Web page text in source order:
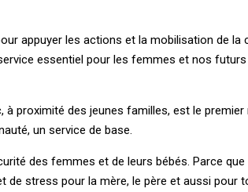
appuyer les actions et la mobilisation de la
essentiel pour les femmes et nos futurs
à proximité des jeunes familles, est le premier
un service de base.
des femmes et de leurs bébés. Parce que
de stress pour la mère, le père et aussi pour